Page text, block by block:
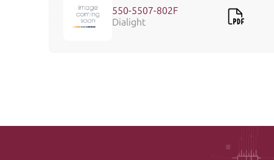
550-5507-802F
Dialight